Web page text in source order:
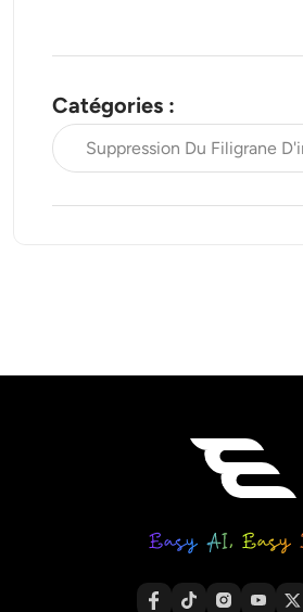
Catégories :
Suppression Du Filigrane